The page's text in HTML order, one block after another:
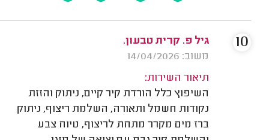
גיל פ. קרית טבעון.
משוב: 14/04/2026
תיאור השירות:
השיפוץ כלל הורדת קיר קיים, ניתוק והזזת
נקודות חשמל ותאורה, השלמת ריצוף, ניתוק
ברז מים מקרר מתחת לריצוף, טיוח צבע
10